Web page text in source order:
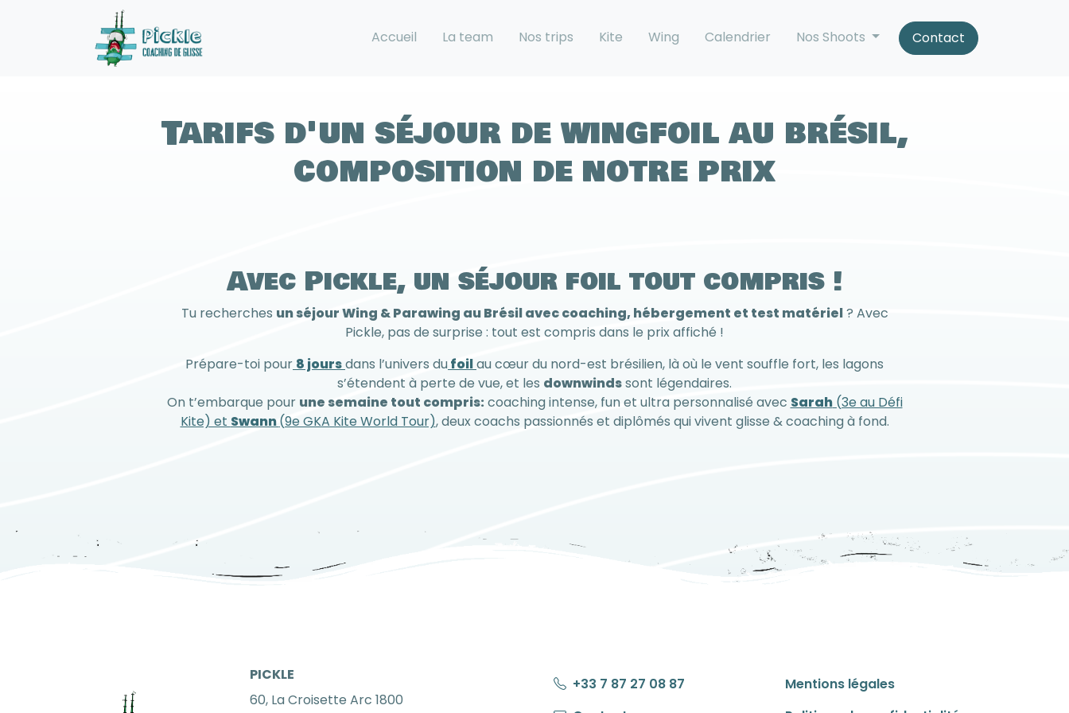
Accueil La team Nos trips Kite Wing Calendrier Nos Shoots Contact
Tarifs d'un séjour de wingfoil au brésil,
composition de notre prix
Avec Pickle, un séjour foil tout compris !
Tu recherches un séjour Wing & Parawing au Brésil avec coaching, hébergement et test matériel? Avec
Pickle, pas de surprise : tout est compris dans le prix affiché !
Prépare-toi pour 8 joursdans l’univers dufoilau cœur du nord-est brésilien, là où le vent souffle fort, les lagons
s’étendent à perte de vue, et les downwindssont légendaires.
On t’embarque pour une semaine tout compris: coaching intense, fun et ultra personnalisé avec Sarah(3e au Défi
Kite) et Swann(9e GKA Kite World Tour), deux coachs passionnés et diplômés qui vivent glisse & coaching à fond.
PICKLE
60, La Croisette Arc 1800
+33 7 87 27 08 87
Mentions légales
Panneau de gestion des cookies